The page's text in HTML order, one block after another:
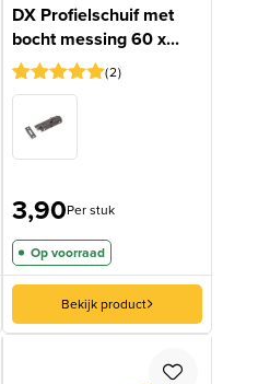
DX Profielschuif met
bocht messing 60 x...
Gewaardeerd
op 5
gebaseerd
2
2
3,90Per stuk
Op voorraad
Bekijk product